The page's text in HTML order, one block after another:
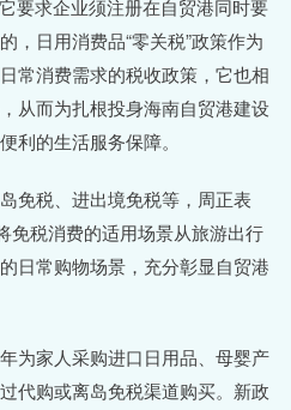
要求企业须注册在自贸港同时要
，日用消费品“零关税”政策作为
常消费需求的税收政策，它也相
从而为扎根投身海南自贸港建设
利的生活服务保障。
税、进出境免税等，周正表
免税消费的适用场景从旅游出行
日常购物场景，充分彰显自贸港
家人采购进口日用品、母婴产
代购或离岛免税渠道购买。新政